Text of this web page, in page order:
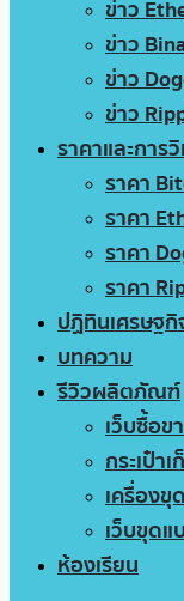
ข่าว
ข่าว
ข่าว
ข่าว
ราคาและการวิ
ราคา
ราคา
ราคา
ราคา
ปฏิทินเศรษฐกิ
บทความ
รีวิวผลิตภัณฑ์
เว็บซื้อข
กระเป๋า
เครื่องขุ
เว็บขุดแ
ห้องเรียน